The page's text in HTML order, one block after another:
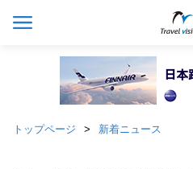
トップページ 新着ニュース